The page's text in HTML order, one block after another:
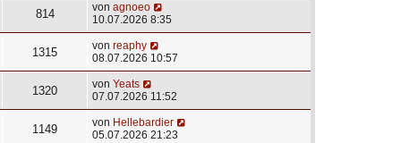
814 von agnoeo
10.07.2026 8:35
1315 von reaphy
08.07.2026 10:57
1320 von Yeats
07.07.2026 11:52
1149 von Hellebardier
05.07.2026 21:23